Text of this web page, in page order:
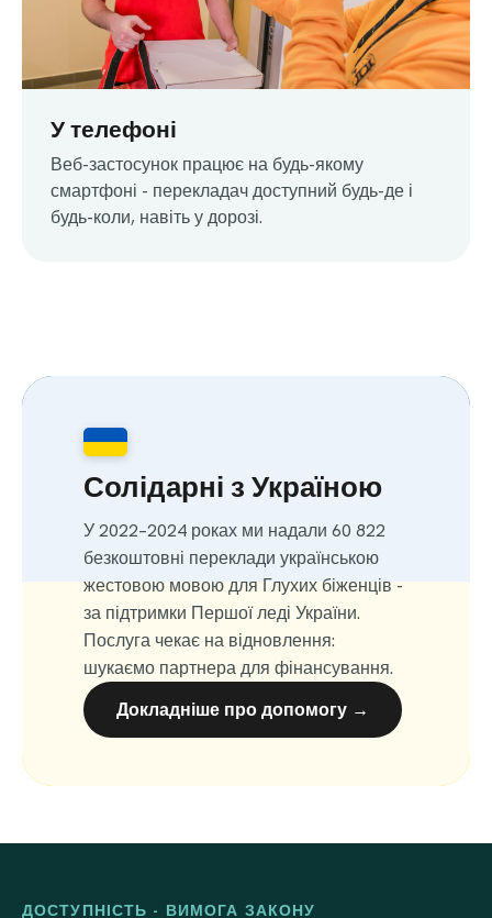
У телефоні
Веб-застосунок працює на будь-якому
смартфоні - перекладач доступний будь-де і
будь-коли, навіть у дорозі.
Солідарні з Україною
У 2022–2024 роках ми надали 60 822
безкоштовні переклади українською
жестовою мовою для Глухих біженців -
за підтримки Першої леді України.
Послуга чекає на відновлення:
шукаємо партнера для фінансування.
Докладніше про допомогу →
ДОСТУПНІСТЬ - ВИМОГА ЗАКОНУ